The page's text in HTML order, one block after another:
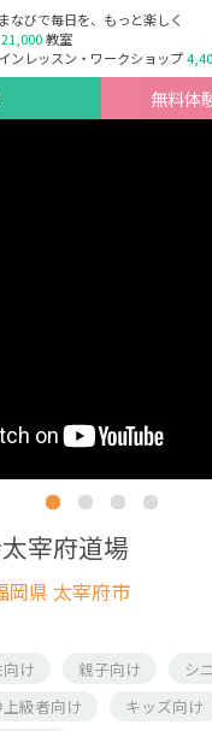
なびで毎日を、もっと楽しく
21,000教室
ンレッスン・ワークショップ
無料体
宰府道場
岡県 太宰府市
け 親子向け
シ
上級者向け
キッズ向け